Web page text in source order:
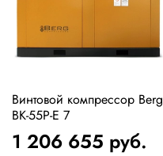
Винтовой компрессор Berg
ВК-55Р-Е 7
1 206 655 руб.